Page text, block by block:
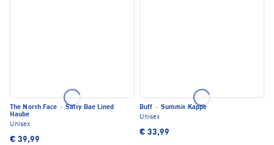
The North Face · Salty Bae Lined
Haube
Unisex
€ 39,99
Buff · Summit Kappe
Unisex
€ 33,99